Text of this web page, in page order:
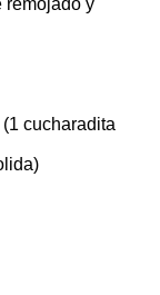
cucharadita